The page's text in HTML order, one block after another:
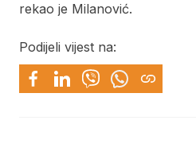
rekao je Milanović.
Podijeli vijest na: